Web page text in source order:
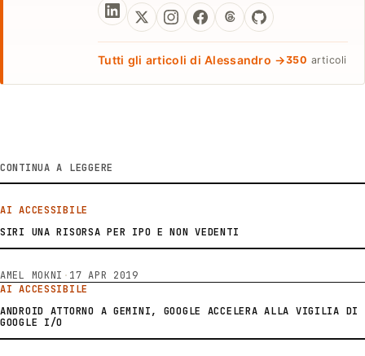
Tutti gli articoli di Alessandro →350 articoli
CONTINUA A LEGGERE
AI ACCESSIBILE
SIRI UNA RISORSA PER IPO E NON VEDENTI
AMEL MOKNI · 17 APR 2019
AI ACCESSIBILE
ANDROID ATTORNO A GEMINI, GOOGLE ACCELERA ALLA VIGILIA DI
GOOGLE I/O